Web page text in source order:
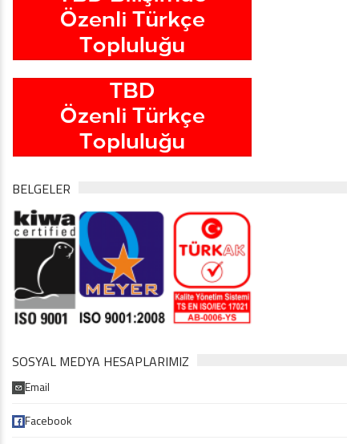
BELGELER
SOSYAL MEDYA HESAPLARIMIZ
Email
Facebook